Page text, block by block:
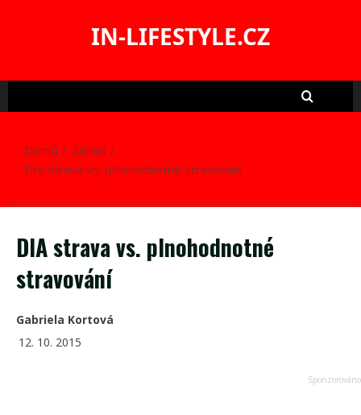
IN-LIFESTYLE.CZ
Domů
Zdraví
DIA strava vs. plnohodnotné stravování
DIA strava vs. plnohodnotné
stravování
Gabriela Kortová
12. 10. 2015